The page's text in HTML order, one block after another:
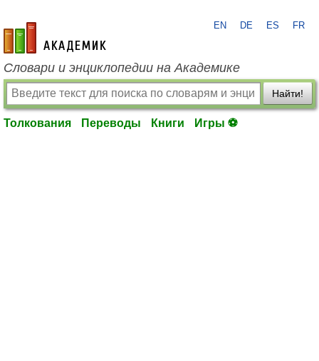
academic.ru
EN DE ES FR
Словари и энциклопедии на Академике
Найти!
Толкования Переводы Книги Игры ⚽